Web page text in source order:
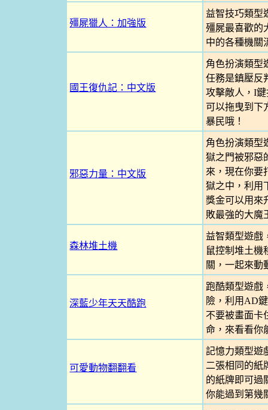
殭屍獵人：加強版
益智技巧類型
殭屍最喜歡的
中的各種機關
國王復仇記：中文版
角色扮演類型
任務是鎮壓反
攻擊敵人，I
可以拖曳到下
暴民哦！
邪惡力量：中文版
角色扮演類型
獄之門被邪惡
來，現在你要
獄之中，利用
獎金可以用來
敗最強的大魔
森林堆土機
益智類型遊戲
鼠控制堆土機
關，一起來動
深藍少年天天酷跑
跑酷類型遊戲
險，利用AD
不要被畫面卡
命，來看看你
可愛動物翻翻看
記憶力類型遊
二張相同的紙
的紙牌即可過
你能過到第幾